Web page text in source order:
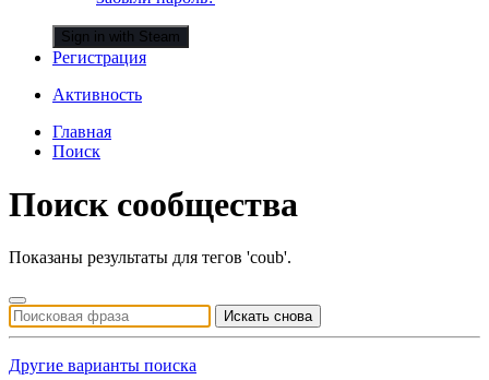
Sign in with Steam
Регистрация
Активность
Главная
Поиск
Поиск сообщества
Показаны результаты для тегов 'coub'.
Искать снова
Другие варианты поиска